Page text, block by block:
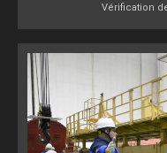
Vérification